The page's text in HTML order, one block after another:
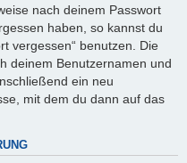
nach deinem Passwort
haben, so kannst du
vergessen“ benutzen. Die
deinem Benutzernamen und
ein neu
mit dem du dann auf das